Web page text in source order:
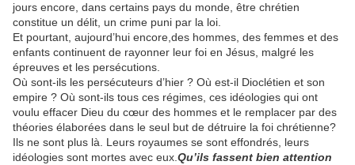
jours encore, dans certains pays du monde, être chrétien
constitue un délit, un crime puni par la loi.
Et pourtant, aujourd’hui encore,des hommes, des femmes et des
enfants continuent de rayonner leur foi en Jésus, malgré les
épreuves et les persécutions.
Où sont-ils les persécuteurs d’hier ? Où est-il Dioclétien et son
empire ? Où sont-ils tous ces régimes, ces idéologies qui ont
voulu effacer Dieu du cœur des hommes et le remplacer par des
théories élaborées dans le seul but de détruire la foi chrétienne?
Ils ne sont plus là. Leurs royaumes se sont effondrés, leurs
idéologies sont mortes avec eux. Qu’ils fassent bien attention